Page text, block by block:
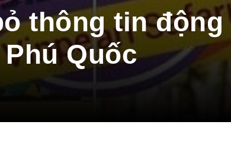
thông tin
Quốc